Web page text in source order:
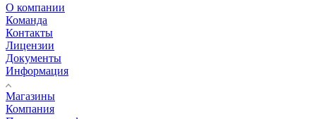
О компании
Команда
Контакты
Лицензии
Документы
Информация
Магазины
Компания